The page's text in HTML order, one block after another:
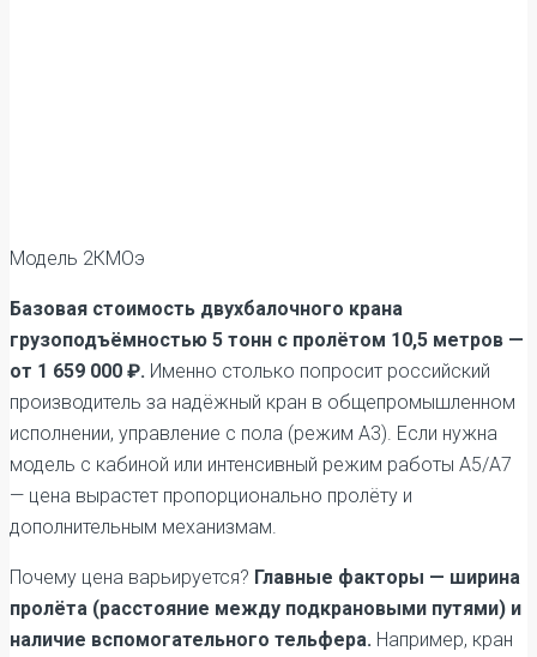
Модель 2КМОэ
Базовая стоимость двухбалочного крана
грузоподъёмностью 5 тонн с пролётом 10,5 метров —
от 1 659 000 ₽. Именно столько попросит российский
производитель за надёжный кран в общепромышленном
исполнении, управление с пола (режим А3). Если нужна
модель с кабиной или интенсивный режим работы А5/А7
— цена вырастет пропорционально пролёту и
дополнительным механизмам.
Почему цена варьируется? Главные факторы — ширина
пролёта (расстояние между подкрановыми путями) и
наличие вспомогательного тельфера. Например, кран